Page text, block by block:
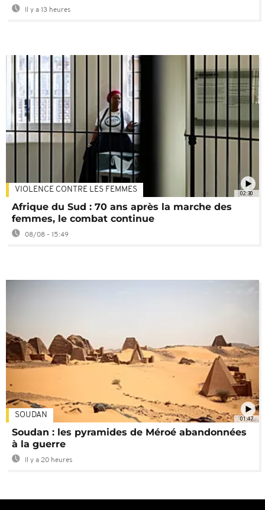
Il y a 13 heures
02:30
VIOLENCE CONTRE LES FEMMES
Afrique du Sud : 70 ans après la marche des
femmes, le combat continue
08/08 - 15:49
01:47
SOUDAN
Soudan : les pyramides de Méroé abandonnées
à la guerre
Il y a 20 heures